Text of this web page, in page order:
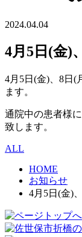
2024.04.04
4月5日(金)
4月5日(金)、8日(
ます。
通院中の患者様
致します。
ALL
HOME
お知らせ
4月5日(金)